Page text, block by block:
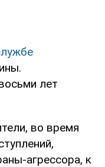
лет
во время
агрессора, к